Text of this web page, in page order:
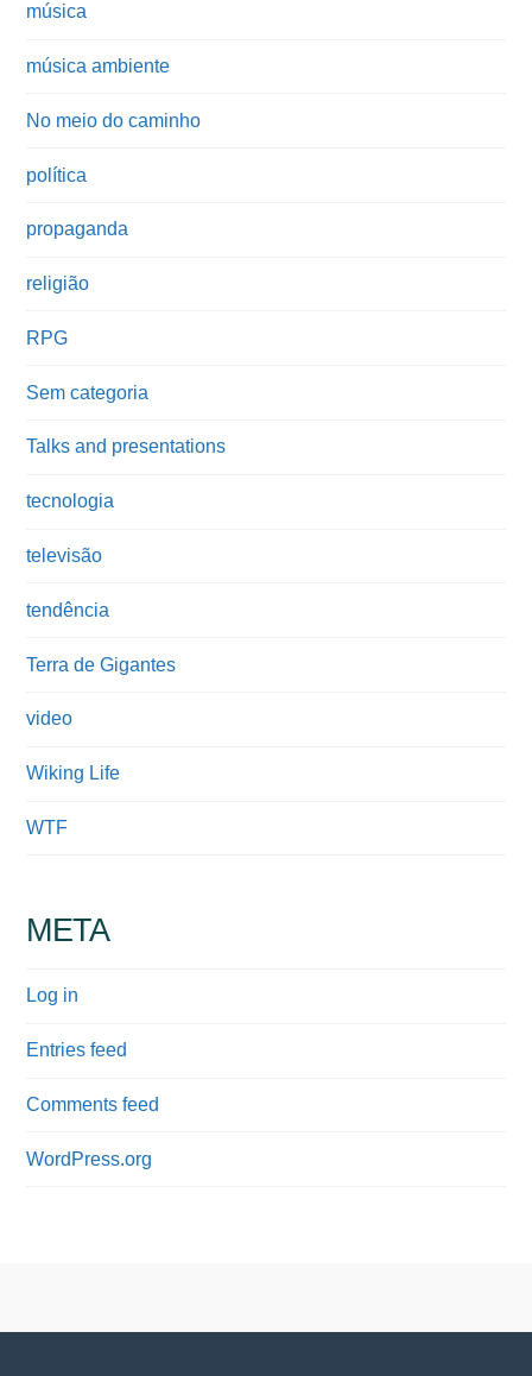
música
música ambiente
No meio do caminho
política
propaganda
religião
RPG
Sem categoria
Talks and presentations
tecnologia
televisão
tendência
Terra de Gigantes
video
Wiking Life
WTF
META
Log in
Entries feed
Comments feed
WordPress.org